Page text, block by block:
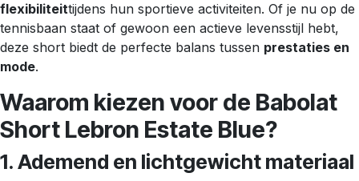
flexibiliteittijdens hun sportieve activiteiten. Of je nu op de
tennisbaan staat of gewoon een actieve levensstijl hebt,
deze short biedt de perfecte balans tussen prestaties en
mode.
Waarom kiezen voor de Babolat
Short Lebron Estate Blue?
1. Ademend en lichtgewicht materiaal